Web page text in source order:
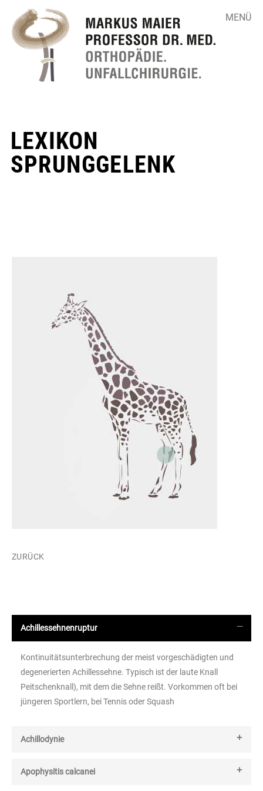
MENÜ
LEXIKON
SPRUNGGELENK
ZURÜCK
Achillessehnenruptur
Kontinuitätsunterbrechung der meist vorgeschädigten und
degenerierten Achillessehne. Typisch ist der laute Knall
Peitschenknall), mit dem die Sehne reißt. Vorkommen oft bei
jüngeren Sportlern, bei Tennis oder Squash
Achillodynie
Apophysitis calcanei